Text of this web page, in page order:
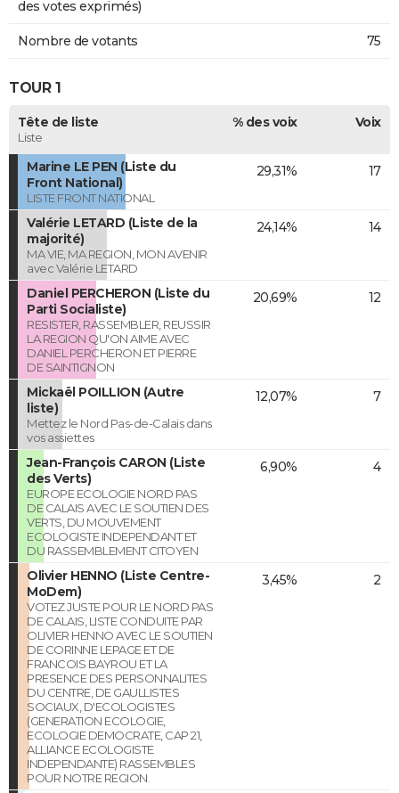
des votes exprimés)
Nombre de votants 75
TOUR 1
Tête de liste
Liste
% des voix Voix
Marine LE PEN (Liste du
Front National)
LISTE FRONT NATIONAL
29,31% 17
Valérie LETARD (Liste de la
majorité)
MA VIE, MA REGION, MON AVENIR
avec Valérie LETARD
24,14% 14
Daniel PERCHERON (Liste du
Parti Socialiste)
RESISTER, RASSEMBLER, REUSSIR
LA REGION QU'ON AIME AVEC
DANIEL PERCHERON ET PIERRE
DE SAINTIGNON
20,69% 12
Mickaël POILLION (Autre
liste)
Mettez le Nord Pas-de-Calais dans
vos assiettes
12,07% 7
Jean-François CARON (Liste
des Verts)
EUROPE ECOLOGIE NORD PAS
DE CALAIS AVEC LE SOUTIEN DES
VERTS, DU MOUVEMENT
ECOLOGISTE INDEPENDANT ET
DU RASSEMBLEMENT CITOYEN
6,90% 4
Olivier HENNO (Liste Centre-
MoDem)
VOTEZ JUSTE POUR LE NORD PAS
DE CALAIS, LISTE CONDUITE PAR
OLIVIER HENNO AVEC LE SOUTIEN
DE CORINNE LEPAGE ET DE
FRANCOIS BAYROU ET LA
PRESENCE DES PERSONNALITES
DU CENTRE, DE GAULLISTES
SOCIAUX, D'ECOLOGISTES
(GENERATION ECOLOGIE,
ECOLOGIE DEMOCRATE, CAP 21,
ALLIANCE ECOLOGISTE
INDEPENDANTE) RASSEMBLES
POUR NOTRE REGION.
3,45% 2